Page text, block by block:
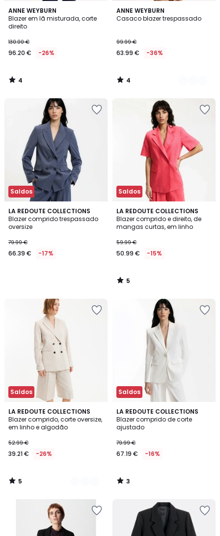
ANNE WEYBURN
Blazer em lã misturada, corte
direito
130.00 €
96.20 € -26%
4
/
5
4
/
ANNE WEYBURN
Casaco blazer trespassado
99.99 €
63.99 € -36%
4
/
2
Cores
4
/
Saldos
LA REDOUTE COLLECTIONS
Blazer comprido trespassado
oversize
79.99 €
66.39 € -17%
Saldos
LA REDOUTE COLLECTIONS
Blazer comprido e direito, de
mangas curtas, em linho
59.99 €
50.99 € -15%
5
/
5
5
/
Saldos
LA REDOUTE COLLECTIONS
Blazer comprido, corte oversize,
em linho e algodão
52.99 €
39.21 € -26%
5
/
5
2
Cores
5
/
Saldos
LA REDOUTE COLLECTIONS
Blazer comprido de corte
ajustado
79.99 €
67.19 € -16%
3
/
5
3
/